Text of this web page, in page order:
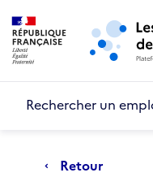
Aller au menu principal
Rechercher un
Retour